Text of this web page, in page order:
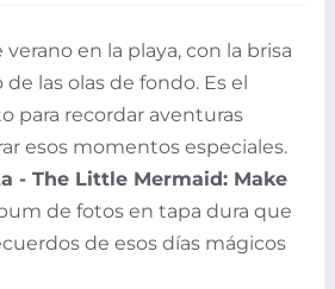
en la playa, con la brisa
las olas de fondo. Es el
para recordar aventuras
esos momentos especiales.
- The Little Mermaid: Make
de fotos en tapa dura que
de esos días mágicos